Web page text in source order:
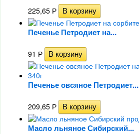
225,65 Р
Печенье Петродиет на...
91 Р
Печенье овсяное Петродиет...
209,65 Р
Масло льняное Сибирский...